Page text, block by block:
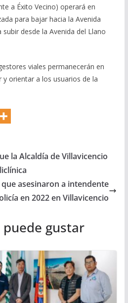
a Éxito Vecino) operará en
para bajar hacia la Avenida
desde la Avenida del Llano
viales permanecerán en
orientar a los usuarios de la
la Alcaldía de Villavicencio
asesinaron a intendente
en 2022 en Villavicencio
gustar